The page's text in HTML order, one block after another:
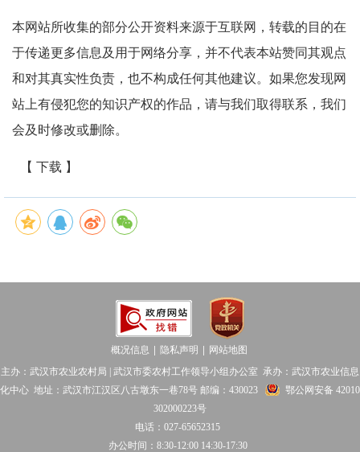
本网站所收集的部分公开资料来源于互联网，转载的目的在
于传递更多信息及用于网络分享，并不代表本站赞同其观点
和对其真实性负责，也不构成任何其他建议。如果您发现网
站上有侵犯您的知识产权的作品，请与我们取得联系，我们
会及时修改或删除。
【 下载 】
概况信息 隐私声明
网站地图
主办：武汉市农业农村局 | 武汉市委农村工作领导小组办公室 承办：武汉市农业信息
化中心 地址：武汉市江汉区八古墩东一巷78号 邮编：430023
鄂公网安备 42010
302000223号
电话：027-65652315
办公时间：8:30-12:00 14:30-17:30